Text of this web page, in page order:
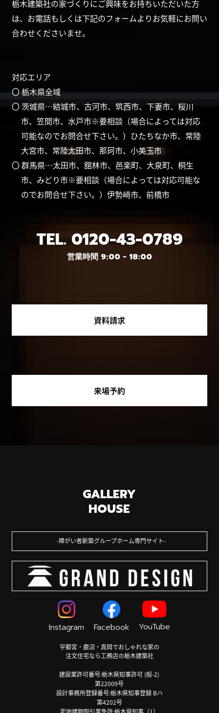
栃木建築社の家づくりにご興味をお持ちいただいた方
は、お電話もしくは下記のフォームよりお気軽にお問い
合わせくださいませ。
対応エリア
〇 栃木県全域
〇 茨城県…結城市、古河市、筑西市、下妻市、桜川
市、笠間市、水戸市※要相談（場合によっては対応
可能なのでお問合せ下さい。）ひたちなか市、常陸
大宮市、常陸太田市、那珂市、小美玉市
〇 群馬県…太田市、舘林市、邑楽町、大泉町、桐生
市、みどり市※要相談（場合によっては対応可能な
のでお問合せ下さい。）伊勢崎市、前橋市
TEL. 0120-43-0789
営業時間 9:00 - 18:00
資料請求
来場予約
GALLERY
HOUSE
障がい者新築グループホーム専門サイト
Instagram Facebook YouTube
宇都宮・鹿沼・真岡でおしゃれな家の
注文住宅なら工務店の栃木建築社
建設業許可番号:栃木県知事許可 (般-2)
第22009号
設計事務所登録番号:栃木県知事登録 Bハ
第4202号
宅地建物取引業免許:栃木県知事（1）